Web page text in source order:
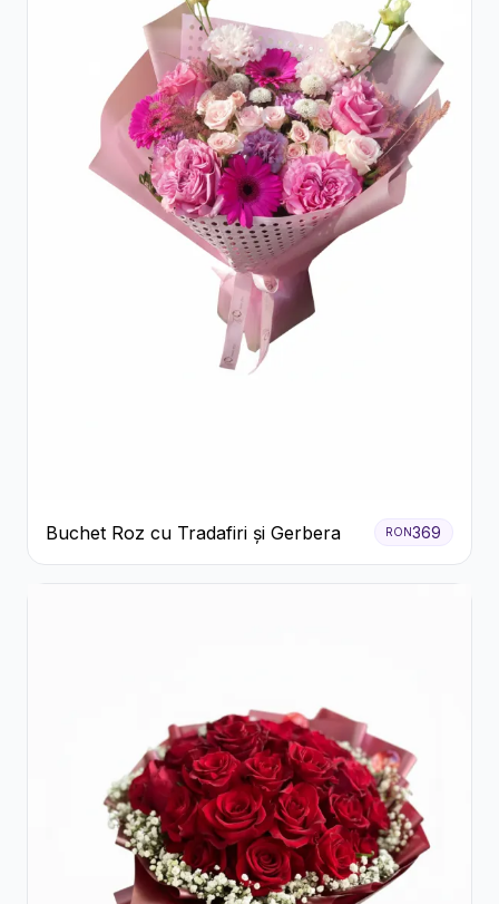
Buchet Roz cu Tradafiri și Gerbera RON369